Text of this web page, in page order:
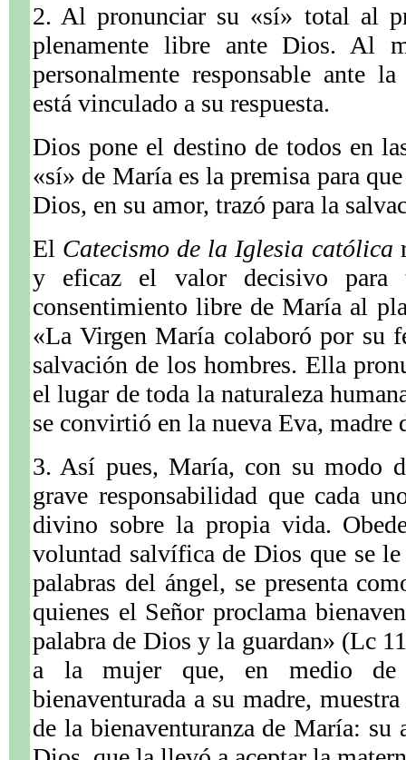
2. Al pronunciar su «sí» total al
plenamente libre ante Dios. Al
personalmente responsable ante
está vinculado a su respuesta.
Dios pone el destino de todos en
«sí» de María es la premisa para
Dios, en su amor, trazó para la
El Catecismo de la Iglesia católica
y eficaz el valor decisivo para
consentimiento libre de María al
«La Virgen María colaboró por su
salvación de los hombres. Ella
el lugar de toda la naturaleza
se convirtió en la nueva Eva,
3. Así pues, María, con su modo
grave responsabilidad que cada
divino sobre la propia vida.
voluntad salvífica de Dios que se
palabras del ángel, se presenta
quienes el Señor proclama
palabra de Dios y la guardan» (Lc
a la mujer que, en medio de
bienaventurada a su madre,
de la bienaventuranza de María: su